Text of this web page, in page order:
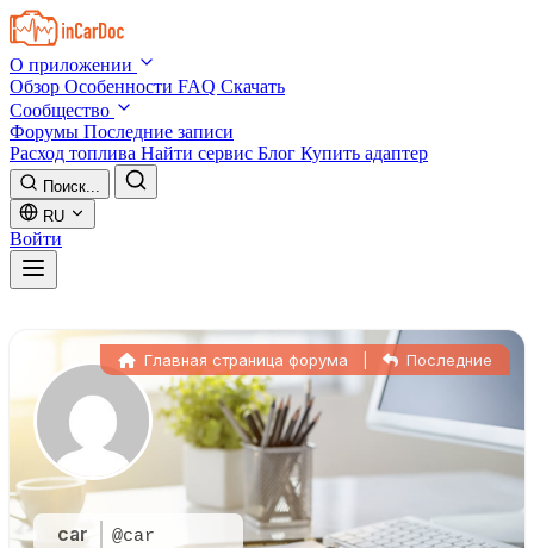
Skip to main content
О приложении
Обзор Особенности FAQ Скачать
Сообщество
Форумы Последние записи
Расход топлива Найти сервис Блог Купить адаптер
Поиск...
RU
Войти
car @car
Главная страница форума Последние